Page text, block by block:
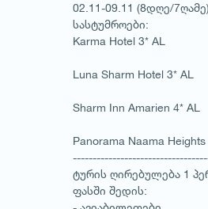
02.11-09.11 (8დღე/7ღამე)
სასტუმროები:
Karma Hotel 3* AL
Luna Sharm Hotel 3* AL
Sharm Inn Amarien 4* AL
Panorama Naama Heights
ტურის ღირებულება 1
ფასში შედის: